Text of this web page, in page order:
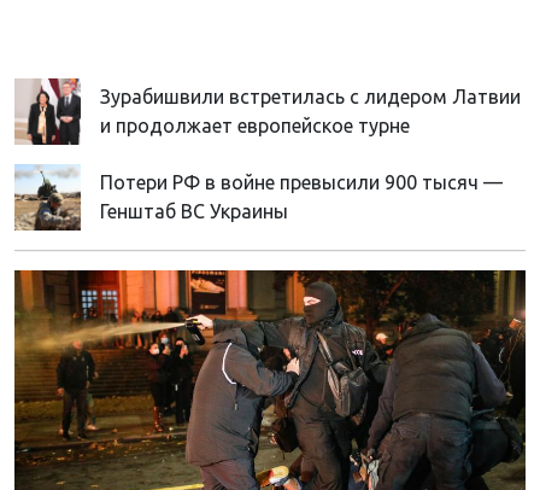
Зурабишвили встретилась с лидером Латвии
и продолжает европейское турне
Потери РФ в войне превысили 900 тысяч —
Генштаб ВС Украины